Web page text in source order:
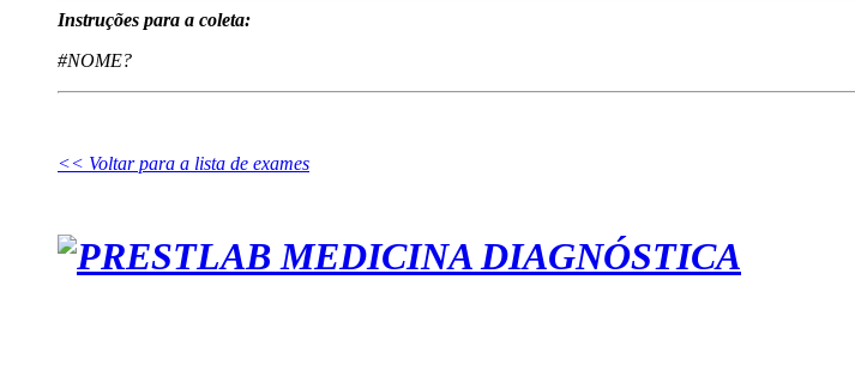
Instruções para a coleta:
#NOME?
<< Voltar para a lista de exames